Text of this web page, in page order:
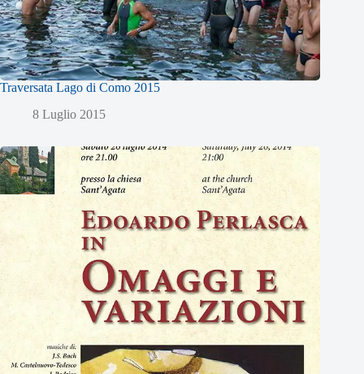
Traversata Lago di Como 2015
8 Luglio 2015